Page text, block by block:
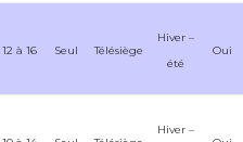
12 à 16 Seul Télésiège
Hiver –
été
Oui
Hiver –